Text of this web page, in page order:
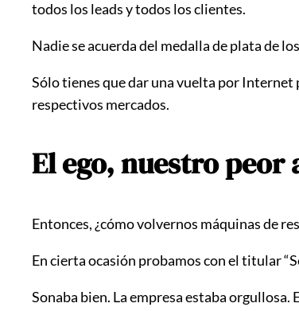
todos los leads y todos los clientes.
Nadie se acuerda del medalla de plata de
Sólo tienes que dar una vuelta por
respectivos mercados.
El ego, nuestro peor
Entonces, ¿cómo volvernos máquinas de
En cierta ocasión probamos con el titular
Sonaba bien. La empresa estaba